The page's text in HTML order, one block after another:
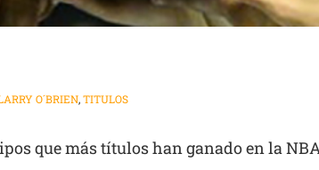
O´BRIEN,TITULOS
que más títulos han ganado en la